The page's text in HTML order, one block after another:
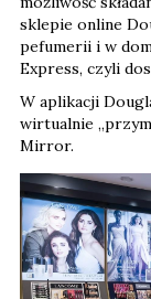
sklepie online
pefumerii i w
Express, czyli
W aplikacji
wirtualnie
Mirror.